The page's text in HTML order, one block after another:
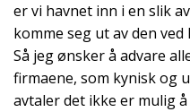
er vi havnet inn i en slik
komme seg ut av den ved
Så jeg ønsker å advare
firmaene, som kynisk og
avtaler det ikke er mulig